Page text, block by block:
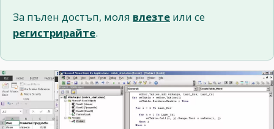
За пълен достъп, моля влезте или се
регистрирайте.